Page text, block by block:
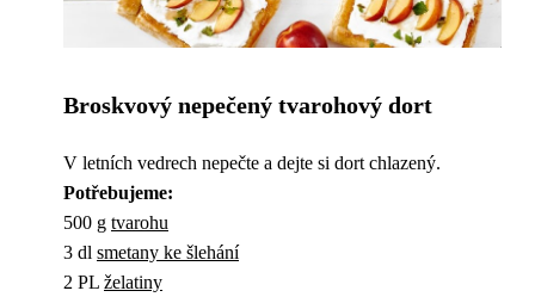
Broskvový nepečený tvarohový dort
V letních vedrech nepečte a dejte si dort chlazený.
Potřebujeme:
500 g tvarohu
3 dl smetany ke šlehání
2 PL želatiny